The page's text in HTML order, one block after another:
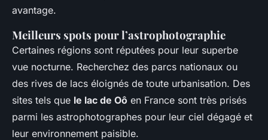
avantage.
Meilleurs spots pour l’astrophotographie
Certaines régions sont réputées pour leur superbe
vue nocturne. Recherchez des parcs nationaux ou
des rives de lacs éloignés de toute urbanisation. Des
sites tels que le lac de Oô en France sont très prisés
parmi les astrophotographes pour leur ciel dégagé et
leur environnement paisible.